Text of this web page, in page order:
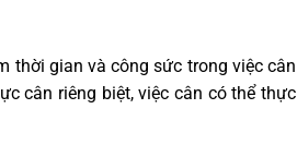
thời gian và công sức trong việc cân
cân riêng biệt, việc cân có thể thực